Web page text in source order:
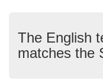
The English
matches the